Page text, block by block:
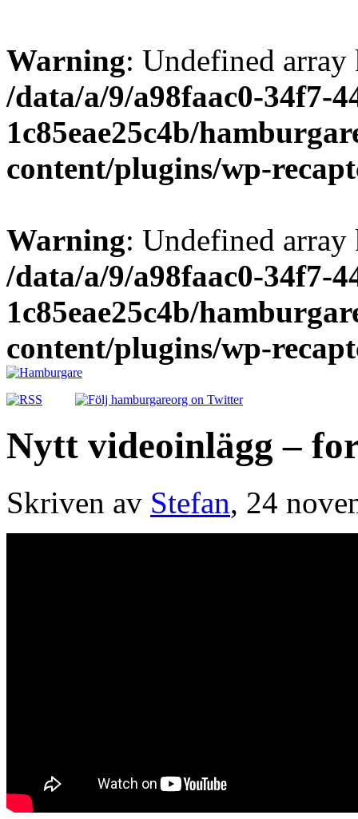
Warning: Undefined
/data/a/9/a98faac0-34f7-
1c85eae25c4b/
content/plugins/wp-
Warning: Undefined
/data/a/9/a98faac0-34f7-
1c85eae25c4b/
content/plugins/wp-
Nytt videoinlägg –
Skriven av Stefan, 24